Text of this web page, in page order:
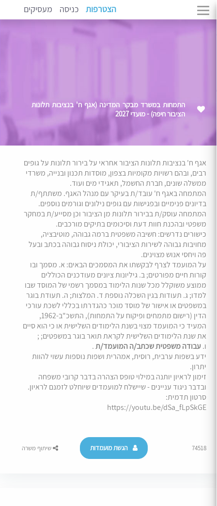
הצטרפות כניסה מעסיקים
התמחות במשרד מבקר המדינה (אגף ח' בנציבות תלונות
הציבור חיפה) - מועדי 2027
אגף ח' בנציבות תלונות הציבור אחראי על בירור תלונות על גופים
רבים, ובהם רשויות מקומיות בצפון, מוסדות תכנון ובנייה, משרדי
ממשלה שונים, חברת החשמל, תאגידי מים ועוד.
המתמחה באגף ח' עובד/ת בעיקר עם מנהל האגף. משתתף/ת
בדיונים פנימיים ובפגישות עם גופים נילונים וגורמים נוספים.
המתמחה עוסק/ת בבירור תלונות מן הציבור וכן מסייע/ת במחקר
משפטי ובהכנת חוות דעת וסיכומים בתיקים מורכבים.
כישורים נדרשים: חשיבה משפטית ברמה גבוהה, מוטיבציה,
מחויבות גבוהה לשירות הציבורי, יכולת ניסוח גבוהה בכתב ובעל
פה ויחסי אנוש מצוינים.
על המועמד לצרף לבקשתו את המסמכים הבאים: א. מסמך ובו
קורות חיים מפורטים; ב. גיליונות ציונים מעודכנים הכוללים
ממוצע משוקלל מכל שנות הלימוד במסמך רשמי של המוסד שבו
למדו; ג. תעודות בגין השכלה נוספת ד. המלצות; ה. תעודת בוגר
במשפטים או אישור של מוסד מוכר כהגדרתו בכללי לשכת עורכי
הדין (רישום מתמחים ופיקוח על התמחות), התשכ"ב-1962,
המעיד כי המועמד מצוי בשנת הלימודים השלישית או כי הוא סיים
את שנת הלימודים השלישית לקראת תואר בוגר במשפטים; ;
ו.עבודה משפטית שכתב/ה המועמד/ת.
ידע בשפות ערבית, רוסית, אמהרית ושפות נוספות עשוי להוות
יתרון.
זימון לראיון יותנה במילוי טופס הצהרה בדבר קרובי משפחה
ובדבר ניגוד עניינים - שיישלח למועמדים שיוחלט לזמנם לראיון.
סרטון תדמית:
https://youtu.be/dSa_fLpSkGE
74518 הגשת מועמדות שיתוף משרה